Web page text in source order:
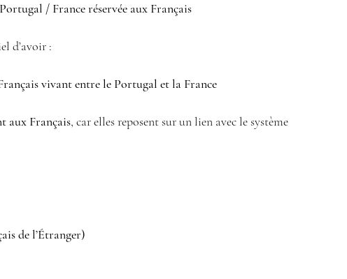
/ France réservée aux Français
d’avoir :
vivant entre le Portugal et la France
aux Français, car elles reposent sur un lien avec le système
de l’Étranger)